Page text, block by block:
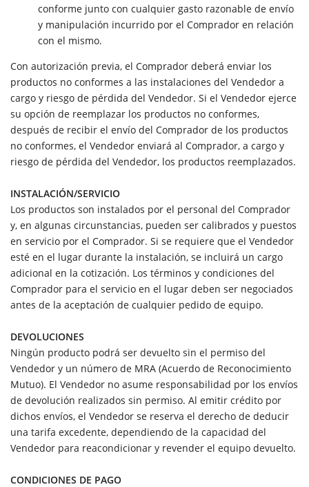
conforme junto con cualquier gasto razonable de envío
y manipulación incurrido por el Comprador en relación
con el mismo.
Con autorización previa, el Comprador deberá enviar los
productos no conformes a las instalaciones del Vendedor a
cargo y riesgo de pérdida del Vendedor. Si el Vendedor ejerce
su opción de reemplazar los productos no conformes,
después de recibir el envío del Comprador de los productos
no conformes, el Vendedor enviará al Comprador, a cargo y
riesgo de pérdida del Vendedor, los productos reemplazados.
INSTALACIÓN/SERVICIO
Los productos son instalados por el personal del Comprador
y, en algunas circunstancias, pueden ser calibrados y puestos
en servicio por el Comprador. Si se requiere que el Vendedor
esté en el lugar durante la instalación, se incluirá un cargo
adicional en la cotización. Los términos y condiciones del
Comprador para el servicio en el lugar deben ser negociados
antes de la aceptación de cualquier pedido de equipo.
DEVOLUCIONES
Ningún producto podrá ser devuelto sin el permiso del
Vendedor y un número de MRA (Acuerdo de Reconocimiento
Mutuo). El Vendedor no asume responsabilidad por los envíos
de devolución realizados sin permiso. Al emitir crédito por
dichos envíos, el Vendedor se reserva el derecho de deducir
una tarifa excedente, dependiendo de la capacidad del
Vendedor para reacondicionar y revender el equipo devuelto.
CONDICIONES DE PAGO